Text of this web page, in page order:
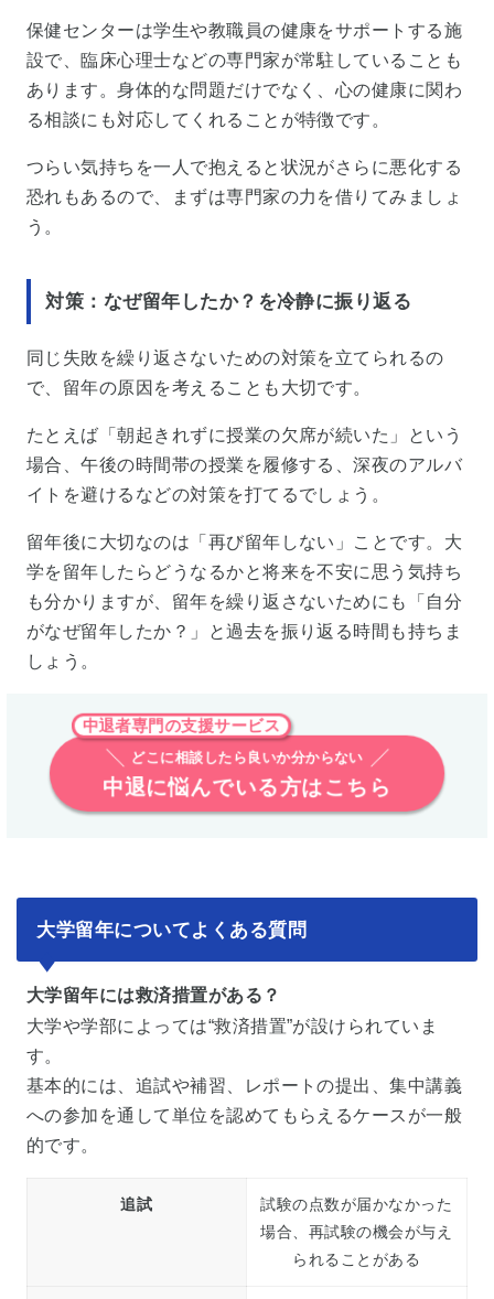
保健センターは学生や教職員の健康をサポートする施
設で、臨床心理士などの専門家が常駐していることも
あります。身体的な問題だけでなく、心の健康に関わ
る相談にも対応してくれることが特徴です。
つらい気持ちを一人で抱えると状況がさらに悪化する
恐れもあるので、まずは専門家の力を借りてみましょ
う。
対策：なぜ留年したか？を冷静に振り返る
同じ失敗を繰り返さないための対策を立てられるの
で、留年の原因を考えることも大切です。
たとえば「朝起きれずに授業の欠席が続いた」という
場合、午後の時間帯の授業を履修する、深夜のアルバ
イトを避けるなどの対策を打てるでしょう。
留年後に大切なのは「再び留年しない」ことです。大
学を留年したらどうなるかと将来を不安に思う気持ち
も分かりますが、留年を繰り返さないためにも「自分
がなぜ留年したか？」と過去を振り返る時間も持ちま
しょう。
中退者専門の支援サービス
どこに相談したら良いか分からない
中退に悩んでいる方はこちら
大学留年についてよくある質問
大学留年には救済措置がある？
大学や学部によっては“救済措置”が設けられていま
す。
基本的には、追試や補習、レポートの提出、集中講義
への参加を通して単位を認めてもらえるケースが一般
的です。
追試
試験の点数が届かなかった
場合、再試験の機会が与え
られることがある